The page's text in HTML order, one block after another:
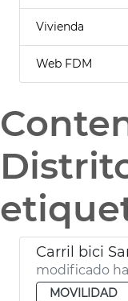
Vivienda
Web FDM
modificado
MOVILIDAD